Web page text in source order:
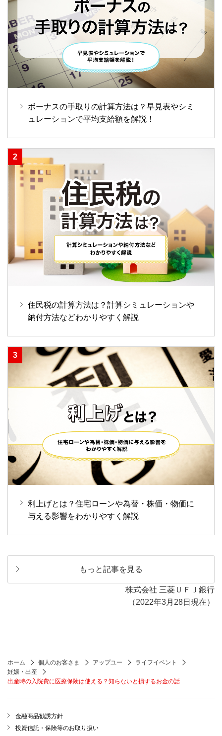
ボーナスの手取りの計算方法は？早見表やシミ
ュレーションで平均支給額を解説！
住民税の計算方法は？計算シミュレーションや
納付方法などわかりやすく解説
利上げとは？住宅ローンや為替・株価・物価に
与える影響をわかりやすく解説
もっと記事を見る
株式会社 三菱ＵＦＪ銀行
（2022年3月28日現在）
ホーム 個人のお客さま アップユー
ライフイベント
妊娠・出産
出産時の入院費に医療保険は使える？知らないと損するお金の話
金融商品勧誘方針
投資信託・保険等のお取り扱い